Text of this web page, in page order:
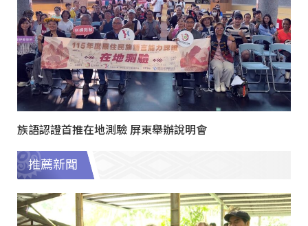
族語認證首推在地測驗 屏東舉辦說明會
推薦新聞